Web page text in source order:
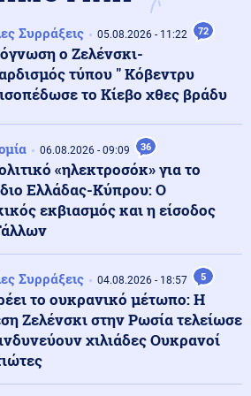
- 15:10
για τον περιορισμό της ευλογιάς
μετά από μόλυνση εκτροφών
spam: Αποζημίωση-μαμούθ 20.000 ευρώ
06.08.2026 - 15:02
για την Ελλάδα
- 14:54
επενδυτικής απάτης έχασε πάνω από
Συρράξεις 05.08.2026 - 11:22 72
ο Ζελένσκι-
τύπου " Κόβεντρυ
το Κίεβο χθες βράδυ
06.08.2026 - 09:09 36
«ηλεκτροσόκ» για το
Ελλάδας-Κύπρου: Ο
εκβιασμός και η είσοδος
Συρράξεις 04.08.2026 - 18:57 5
το ουκρανικό μέτωπο: Η
Ζελένσκι στην Ρωσία τελείωσε
χιλιάδες Ουκρανοί